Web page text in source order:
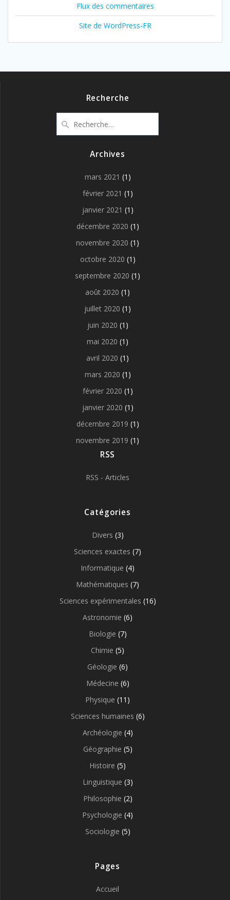
Flux des commentaires
Site de WordPress-FR
Recherche
pour
Archives
mars 2021 (1)
février 2021 (1)
janvier 2021 (1)
décembre 2020 (1)
novembre 2020 (1)
octobre 2020 (1)
septembre 2020 (1)
août 2020 (1)
juillet 2020 (1)
juin 2020 (1)
mai 2020 (1)
avril 2020 (1)
mars 2020 (1)
février 2020 (1)
janvier 2020 (1)
décembre 2019 (1)
novembre 2019 (1)
RSS
RSS - Articles
Catégories
Divers (3)
Sciences exactes (7)
Informatique (4)
Mathématiques (7)
Sciences expérimentales (16)
Astronomie (6)
Biologie (7)
Chimie (5)
Géologie (6)
Médecine (6)
Physique (11)
Sciences humaines (6)
Archéologie (4)
Géographie (5)
Histoire (5)
Linguistique (3)
Philosophie (2)
Psychologie (4)
Sociologie (5)
Pages
Accueil